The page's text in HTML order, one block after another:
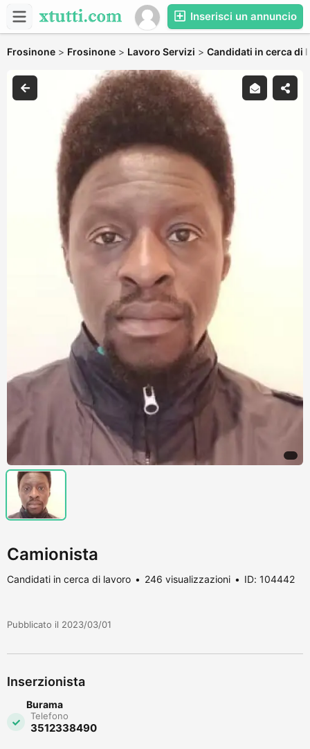
Inserisci un annuncio
Frosinone > Frosinone > Lavoro Servizi > Candidati in cerca di
Camionista
Candidati in cerca di lavoro 246 visualizzazioni ID: 104442
Pubblicato il 2023/03/01
Inserzionista
Burama
Telefono
3512338490